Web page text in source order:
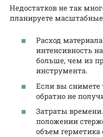
Недостатков не так
планируете
Расход
интенсивность
больше, чем из
инструмента.
Если вы снимете
обратно не
Затраты
положении
объем герметика